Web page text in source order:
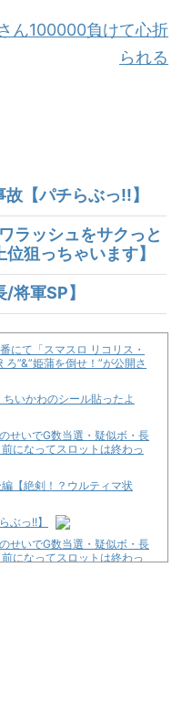
ん100000負けて心折
られる
【パチらぶっ!!】
ラッシュをサクっと
狙っちゃいます】
軍SP】
にて「スマスロ リコリス・
”&”姫蒲を倒せ！”が公開さ
ちいかわのシール貼ったよ
せいでG数当選・疑似ボ・長
になってスロットは終わっ
【絶剣！？ウルティマ状
ぶっ!!】
せいでG数当選・疑似ボ・長
になってスロットは終わっ